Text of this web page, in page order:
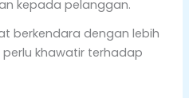
kepada pelanggan.
berkendara dengan lebih
khawatir terhadap